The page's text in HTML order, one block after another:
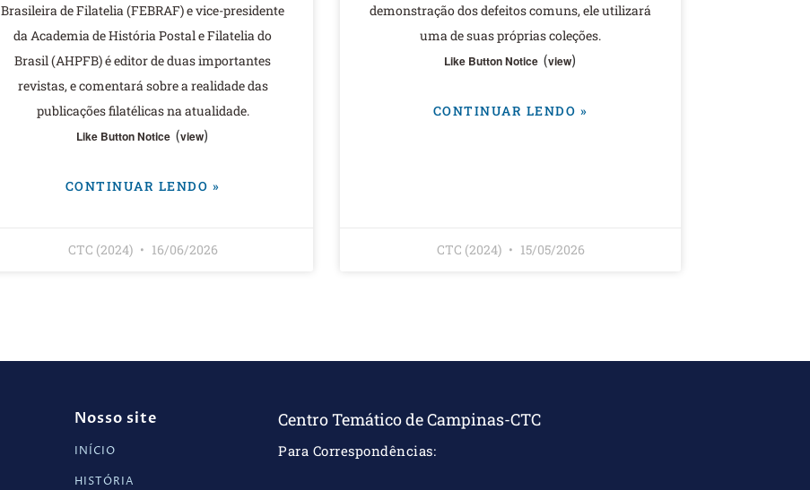
Brasileira de Filatelia (FEBRAF) e vice-presidente
da Academia de História Postal e Filatelia do
Brasil (AHPFB) é editor de duas importantes
revistas, e comentará sobre a realidade das
publicações filatélicas na atualidade.
Like Button Notice (view)
CONTINUAR LENDO »
CTC (2024) 16/06/2026
demonstração dos defeitos comuns, ele utilizará
uma de suas próprias coleções.
Like Button Notice (view)
CONTINUAR LENDO »
CTC (2024) 15/05/2026
Nosso site
INÍCIO
HISTÓRIA
Centro Temático de Campinas-CTC
Para Correspondências: